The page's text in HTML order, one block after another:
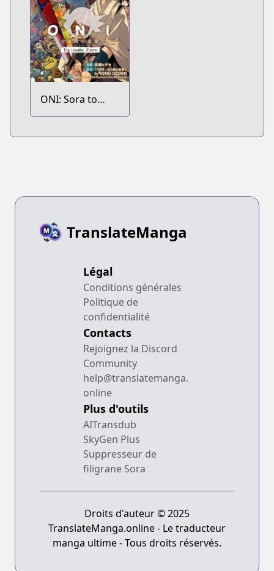
ONI: Sora to
Kaze no Elegy
TranslateManga
Légal
Conditions générales
Politique de
confidentialité
Contacts
Rejoignez la Discord
Community
help@translatemanga.
online
Plus d'outils
AITransdub
SkyGen Plus
Suppresseur de
filigrane Sora
Droits d'auteur © 2025
TranslateManga.online - Le traducteur
manga ultime - Tous droits réservés.